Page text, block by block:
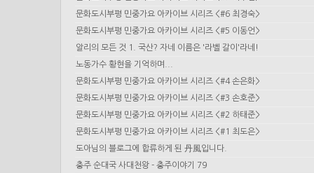
문화도시부평 민중가요 아카이브 시리즈 <#6 최경숙>
문화도시부평 민중가요 아카이브 시리즈 <#5 이동언>
알리의 모든 것 1. 국산? 자네 이름은 '라벨 갈이'라네!
노동가수 황현을 기억하며...
문화도시부평 민중가요 아카이브 시리즈 <#4 손은화>
문화도시부평 민중가요 아카이브 시리즈 <#3 손호준>
문화도시부평 민중가요 아카이브 시리즈 <#2 하태준>
문화도시부평 민중가요 아카이브 시리즈 <#1 최도은>
도아님의 블로그에 합류하게 된 丹風입니다.
충주 순대국 사대천왕 - 충주이야기 79